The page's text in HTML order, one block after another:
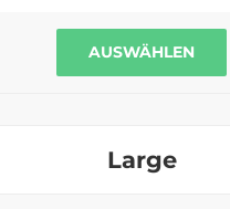
AUSWÄHLEN
Large